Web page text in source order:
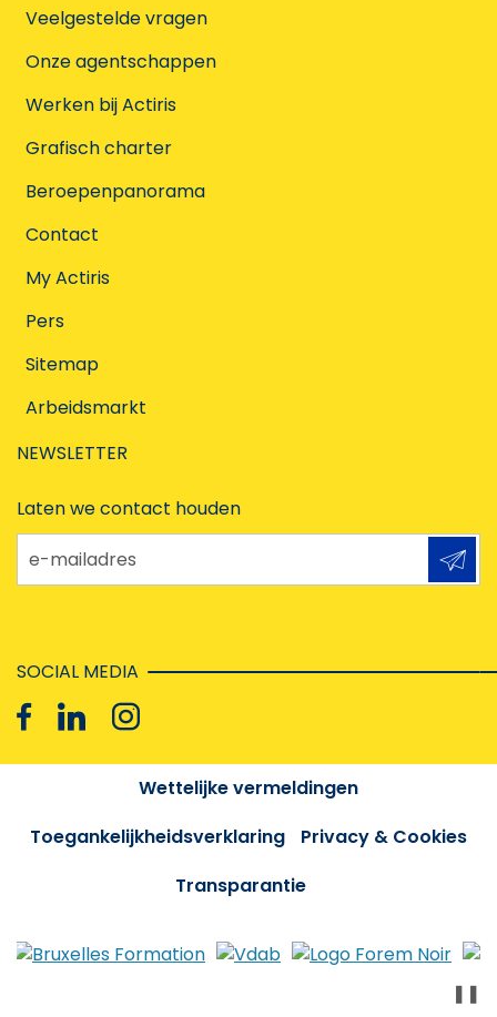
Veelgestelde vragen
Onze agentschappen
Werken bij Actiris
Grafisch charter
Beroepenpanorama
Contact
My Actiris
Pers
Sitemap
Arbeidsmarkt
NEWSLETTER
Laten we contact houden
e-mailadres
SOCIAL MEDIA
Wettelijke vermeldingen
Toegankelijkheidsverklaring
Privacy & Cookies
Transparantie
❚❚